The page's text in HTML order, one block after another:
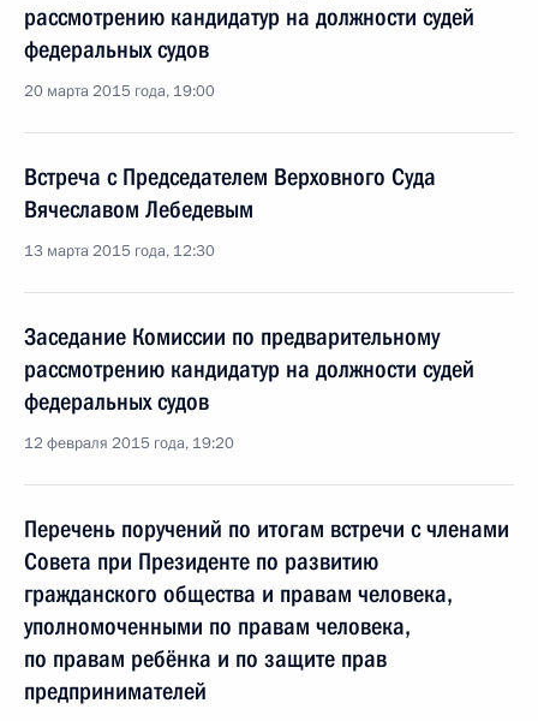
рассмотрению кандидатур на должности судей
федеральных судов
20 марта 2015 года, 19:00
Встреча с Председателем Верховного Суда
Вячеславом Лебедевым
13 марта 2015 года, 12:30
Заседание Комиссии по предварительному
рассмотрению кандидатур на должности судей
федеральных судов
12 февраля 2015 года, 19:20
Перечень поручений по итогам встречи с членами
Совета при Президенте по развитию
гражданского общества и правам человека,
уполномоченными по правам человека,
по правам ребёнка и по защите прав
предпринимателей